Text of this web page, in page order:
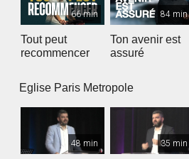
66 min
Tout peut
recommencer
84 min
Ton avenir est
assuré
Eglise Paris Metropole
48 min 35 min